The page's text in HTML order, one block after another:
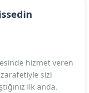
hizmet veren
sizi
ilk anda,